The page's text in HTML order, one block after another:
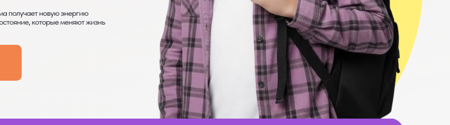
получает новую энергию
которые меняют жизнь